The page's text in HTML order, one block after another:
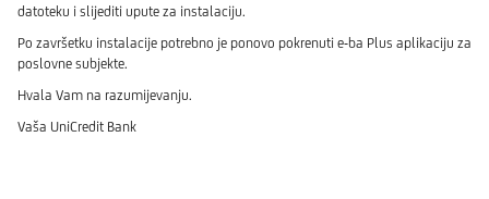
datoteku i slijediti upute za instalaciju.
Po završetku instalacije potrebno je ponovo pokrenuti e-ba Plus aplikaciju za
poslovne subjekte.
Hvala Vam na razumijevanju.
Vaša UniCredit Bank